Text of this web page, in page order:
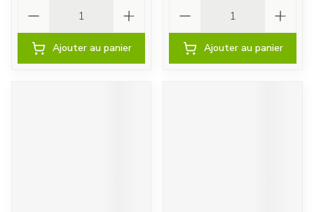
Ajouter au panier Ajouter au panier